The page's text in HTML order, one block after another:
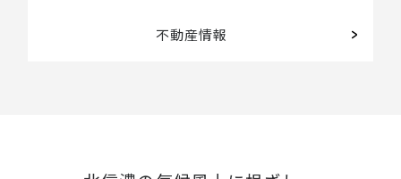
不動産情報